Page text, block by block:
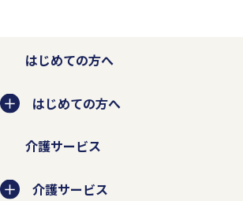
はじめての方へ
はじめての方へ
介護サービス
介護サービス